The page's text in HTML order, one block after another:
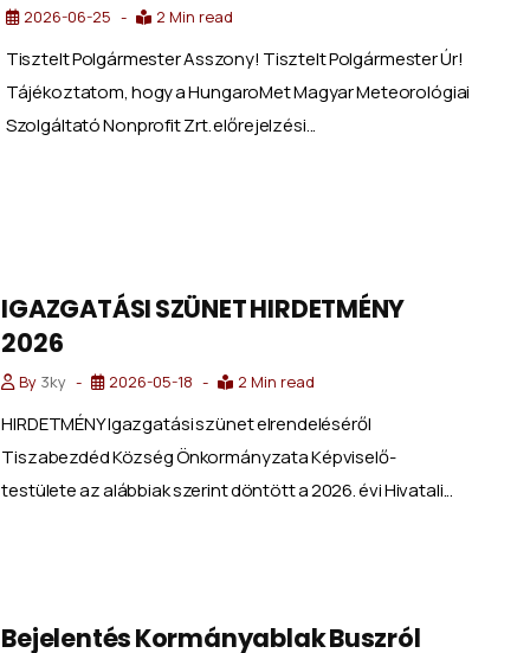
2026-06-25 2 Min read
Tisztelt Polgármester Asszony! Tisztelt Polgármester Úr!
Tájékoztatom, hogy a HungaroMet Magyar Meteorológiai
Szolgáltató Nonprofit Zrt. előrejelzési...
IGAZGATÁSI SZÜNET HIRDETMÉNY
2026
By 3ky 2026-05-18 2 Min read
HIRDETMÉNY Igazgatási szünet elrendeléséről
Tiszabezdéd Község Önkormányzata Képviselő-
testülete az alábbiak szerint döntött a 2026. évi Hivatali...
Bejelentés Kormányablak Buszról